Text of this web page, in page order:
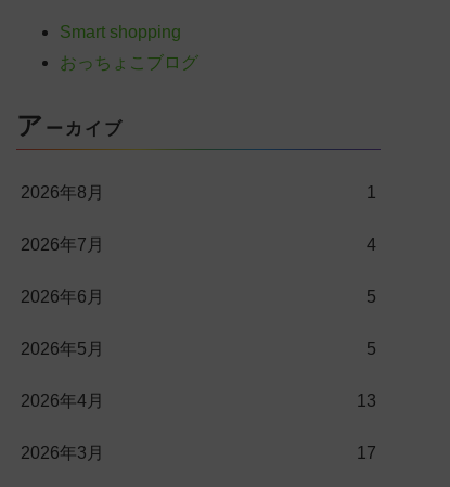
Smart shopping
おっちょこブログ
ア ーカイブ
2026年8月 1
2026年7月 4
2026年6月 5
2026年5月 5
2026年4月 13
2026年3月 17